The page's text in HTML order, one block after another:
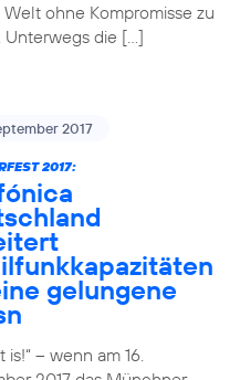
ohne Kompromisse zu
Unterwegs die […]
2017
2017:
gelungene
is!“ – wenn am 16.